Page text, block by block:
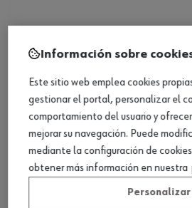
Información sobre
Este sitio web emplea cookies
gestionar el portal, personalizar el
comportamiento del usuario y
mejorar su navegación. Puede
mediante la configuración de
obtener más información en nuestra
Personalizar